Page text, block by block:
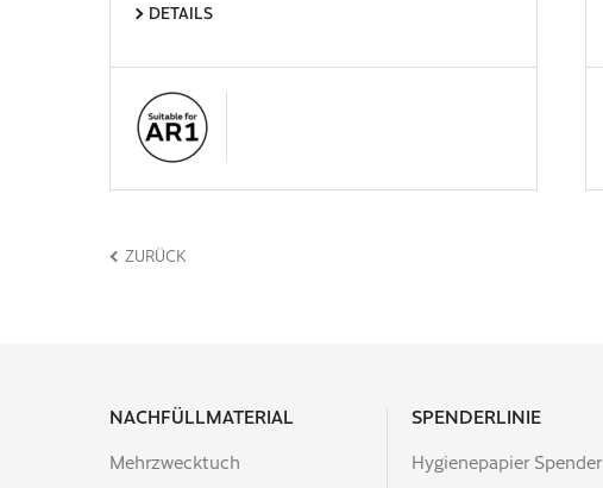
DETAILS
ZURÜCK
NACHFÜLLMATERIAL
Mehrzwecktuch
SPENDERLINIE
Hygienepapier Spender